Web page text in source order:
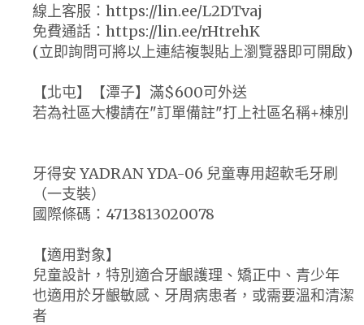
線上客服：https://lin.ee/L2DTvaj
免費通話：https://lin.ee/rHtrehK
(立即詢問可將以上連結複製貼上瀏覽器即可開啟)
【北屯】【潭子】滿$600可外送
若為社區大樓請在"訂單備註"打上社區名稱+棟別
牙得安 YADRAN YDA-06 兒童專用超軟毛牙刷
（一支裝）
國際條碼：4713813020078
【適用對象】
兒童設計，特別適合牙齦護理、矯正中、青少年
也適用於牙齦敏感、牙周病患者，或需要溫和清潔
者